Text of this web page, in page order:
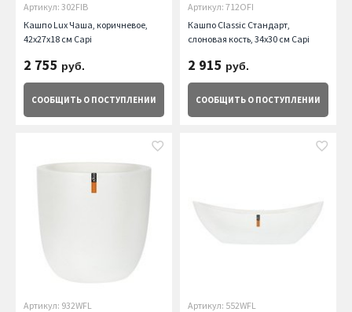
Артикул: 302FIB
Кашпо Lux Чаша, коричневое,
42х27х18 см Capi
2 755 руб.
СООБЩИТЬ О ПОСТУПЛЕНИИ
Артикул: 712OFI
Кашпо Classic Стандарт,
слоновая кость, 34х30 см Capi
2 915 руб.
СООБЩИТЬ О ПОСТУПЛЕНИИ
Артикул: 932WFL
Артикул: 552WFL